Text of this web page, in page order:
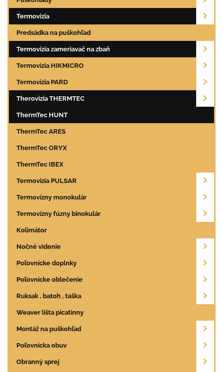
Termovizia
Predsádka na puškohľad
Termovizia zameriavač na zbaň
Termovizia HIKMICRO
Termovizia PARD
Therovizia THERMTEC
ThermTec HUNT
ThermTec ARES
ThermTec ORYX
ThermTec IBEX
Termovizia PULSAR
Termovízny monokulár
Termovízny fúzny binokulár
Kolimátor
Nočné videnie
Poľovnícke doplnky
Poľovnícke oblečenie
Ruksak , batoh , taška
Weaver lišta picatinny
Montáž na puškohľad
Poľovnícka obuv
Obranný sprej